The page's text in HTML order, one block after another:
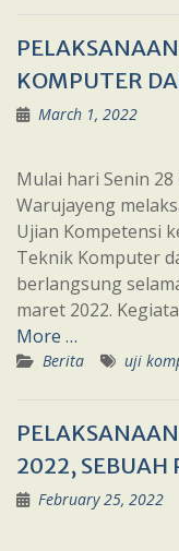
KOMPUTER
March 1, 2022
Mulai hari Senin 28
Warujayeng
Ujian Kompetensi
Teknik Komputer
berlangsung
maret 2022.
More …
Berita uji
2022, SEBUAH
February 25, 2022